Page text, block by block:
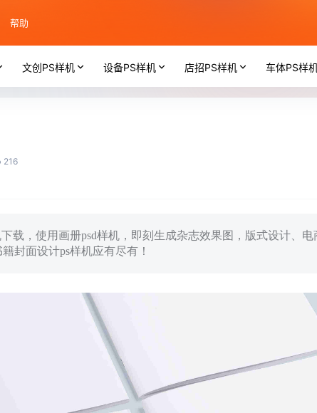
帮助
文创PS样机 设备PS样机 店招PS样机 车体PS样
216
载，使用画册psd样机，即刻生成杂志效果图，版式设计、
封面设计ps样机应有尽有！